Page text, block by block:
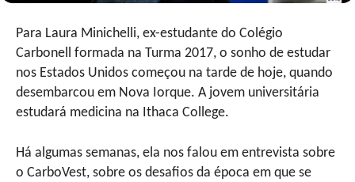
Para Laura Minichelli, ex-estudante do Colégio
Carbonell formada na Turma 2017, o sonho de estudar
nos Estados Unidos começou na tarde de hoje, quando
desembarcou em Nova Iorque. A jovem universitária
estudará medicina na Ithaca College.
Há algumas semanas, ela nos falou em entrevista sobre
o CarboVest, sobre os desafios da época em que se